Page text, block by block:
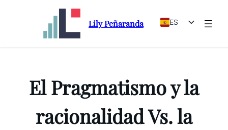
Lily Peñaranda
ES
El Pragmatismo y la
racionalidad Vs. la